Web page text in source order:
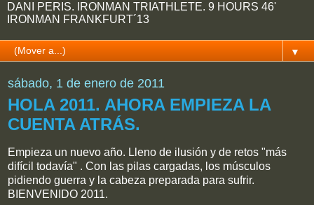
DANI PERIS. IRONMAN TRIATHLETE. 9 HOURS 46'
IRONMAN FRANKFURT´13
▼
sábado, 1 de enero de 2011
HOLA 2011. AHORA EMPIEZA LA
CUENTA ATRÁS.
Empieza un nuevo año. Lleno de ilusión y de retos "más
difícil todavía" . Con las pilas cargadas, los músculos
pidiendo guerra y la cabeza preparada para sufrir.
BIENVENIDO 2011.